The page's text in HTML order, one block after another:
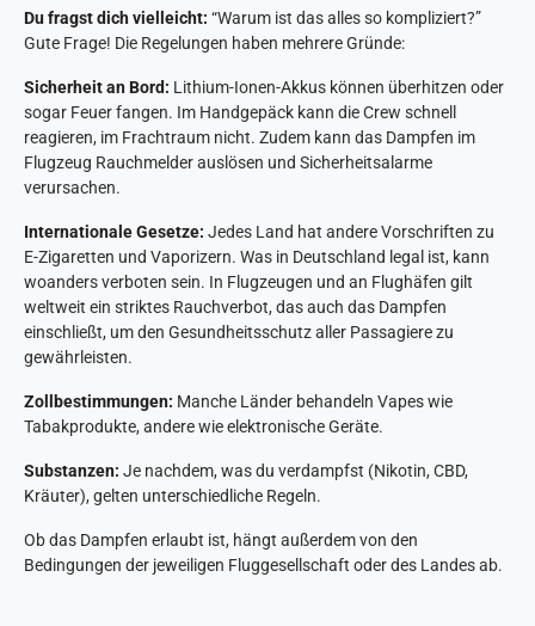
Du fragst dich vielleicht: “Warum ist das alles so kompliziert?”
Gute Frage! Die Regelungen haben mehrere Gründe:
Sicherheit an Bord: Lithium-Ionen-Akkus können überhitzen oder
sogar Feuer fangen. Im Handgepäck kann die Crew schnell
reagieren, im Frachtraum nicht. Zudem kann das Dampfen im
Flugzeug Rauchmelder auslösen und Sicherheitsalarme
verursachen.
Internationale Gesetze: Jedes Land hat andere Vorschriften zu
E-Zigaretten und Vaporizern. Was in Deutschland legal ist, kann
woanders verboten sein. In Flugzeugen und an Flughäfen gilt
weltweit ein striktes Rauchverbot, das auch das Dampfen
einschließt, um den Gesundheitsschutz aller Passagiere zu
gewährleisten.
Zollbestimmungen: Manche Länder behandeln Vapes wie
Tabakprodukte, andere wie elektronische Geräte.
Substanzen: Je nachdem, was du verdampfst (Nikotin, CBD,
Kräuter), gelten unterschiedliche Regeln.
Ob das Dampfen erlaubt ist, hängt außerdem von den
Bedingungen der jeweiligen Fluggesellschaft oder des Landes ab.